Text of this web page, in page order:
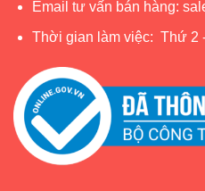
Email tư vấn bán hàng:
Thời gian làm việc: Thứ 2